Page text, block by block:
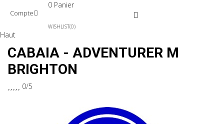
Compte
0 Panier
WISHLIST 0
Haut
CABAIA - ADVENTURER M
BRIGHTON
0/5